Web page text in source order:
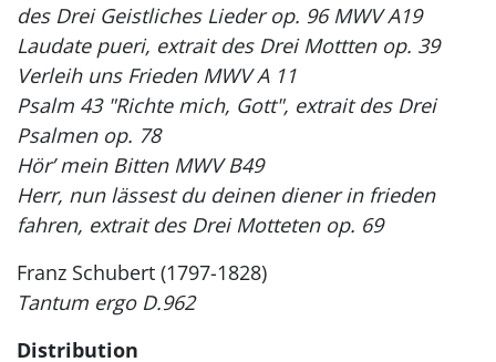
des Drei Geistliches Lieder op. 96 MWV A19
Laudate pueri, extrait des Drei Mottten op. 39
Verleih uns Frieden MWV A 11
Psalm 43 "Richte mich, Gott", extrait des Drei
Psalmen op. 78
Hör’ mein Bitten MWV B49
Herr, nun lässest du deinen diener in frieden
fahren, extrait des Drei Motteten op. 69
Franz Schubert (1797-1828)
Tantum ergo D.962
Distribution